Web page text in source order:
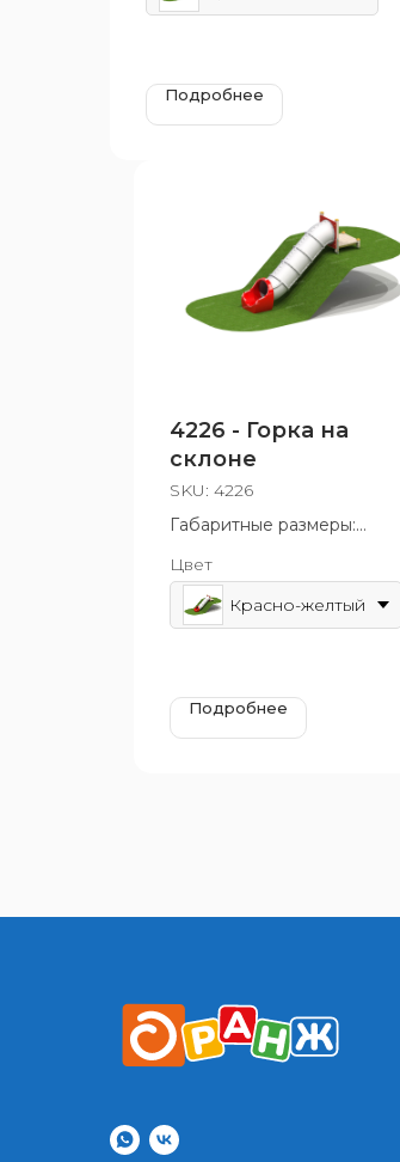
Подробнее
4226 - Горка на
склоне
SKU: 4226
Габаритные размеры:
Возрастная группа: от 6 до
12 лет
Цвет
Красно-желтый
Подробнее